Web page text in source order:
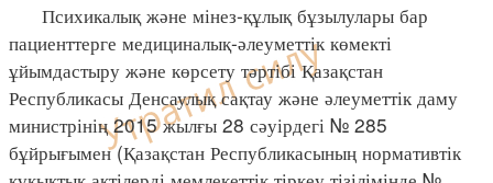
Психикалық және мінез-құлық бұзылулары бар
пациенттерге медициналық-әлеуметтік көмекті
ұйымдастыру және көрсету тәртібі Қазақстан
Республикасы Денсаулық сақтау және әлеуметтік даму
министрінің 2015 жылғы 28 сәуірдегі № 285
бұйрығымен (Қазақстан Республикасының нормативтік